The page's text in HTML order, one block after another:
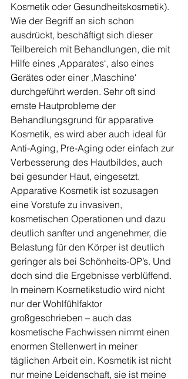
Kosmetik oder Gesundheitskosmetik).
Wie der Begriff an sich schon
ausdrückt, beschäftigt sich dieser
Teilbereich mit Behandlungen, die mit
Hilfe eines ‚Apparates‘, also eines
Gerätes oder einer ‚Maschine‘
durchgeführt werden. Sehr oft sind
ernste Hautprobleme der
Behandlungsgrund für apparative
Kosmetik, es wird aber auch ideal für
Anti-Aging, Pre-Aging oder einfach zur
Verbesserung des Hautbildes, auch
bei gesunder Haut, eingesetzt.
Apparative Kosmetik ist sozusagen
eine Vorstufe zu invasiven,
kosmetischen Operationen und dazu
deutlich sanfter und angenehmer, die
Belastung für den Körper ist deutlich
geringer als bei Schönheits-OP’s. Und
doch sind die Ergebnisse verblüffend.
In meinem Kosmetikstudio wird nicht
nur der Wohlfühlfaktor
großgeschrieben – auch das
kosmetische Fachwissen nimmt einen
enormen Stellenwert in meiner
täglichen Arbeit ein. Kosmetik ist nicht
nur meine Leidenschaft, sie ist meine